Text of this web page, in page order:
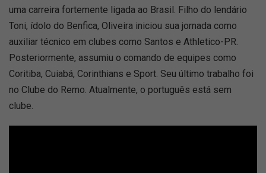
uma carreira fortemente ligada ao Brasil. Filho do lendário
Toni, ídolo do Benfica, Oliveira iniciou sua jornada como
auxiliar técnico em clubes como Santos e Athletico-PR.
Posteriormente, assumiu o comando de equipes como
Coritiba, Cuiabá, Corinthians e Sport. Seu último trabalho foi
no Clube do Remo. Atualmente, o português está sem
clube.